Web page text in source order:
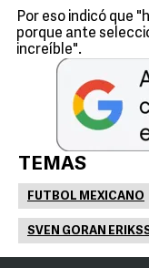
Por eso indicó que
porque ante
increíble".
TEMAS
FUTBOL MEXICANO
SVEN GORAN